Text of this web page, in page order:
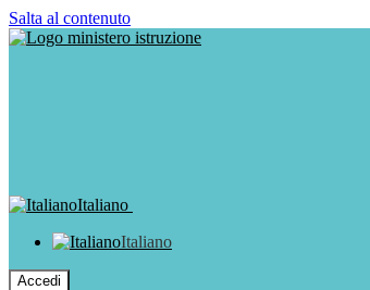
Salta al contenuto
Italiano
Italiano
Accedi